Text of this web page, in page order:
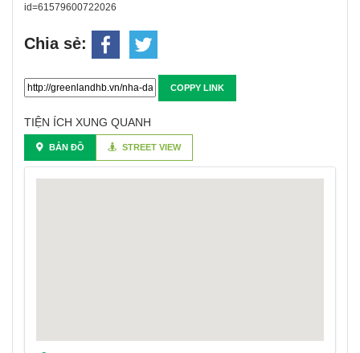
id=61579600722026
Chia sẻ:
COPPY LINK
TIỆN ÍCH XUNG QUANH
BẢN ĐỒ STREET VIEW